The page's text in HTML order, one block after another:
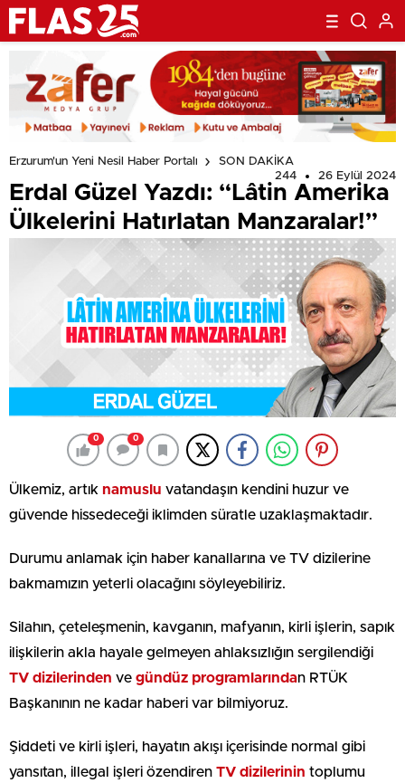
Erzurum'un Yeni Nesil Haber Portalı
SON DAKİKA
244
26 Eylül 2024
Erdal Güzel Yazdı: “Lâtin Amerika
Ülkelerini Hatırlatan Manzaralar!”
0 0
Ülkemiz, artık namuslu vatandaşın kendini huzur ve
güvende hissedeceği iklimden süratle uzaklaşmaktadır.
Durumu anlamak için haber kanallarına ve TV dizilerine
bakmamızın yeterli olacağını söyleyebiliriz.
Silahın, çeteleşmenin, kavganın, mafyanın, kirli işlerin, sapık
ilişkilerin akla hayale gelmeyen ahlaksızlığın sergilendiği
TV dizilerinden ve gündüz programlarından RTÜK
Başkanının ne kadar haberi var bilmiyoruz.
Şiddeti ve kirli işleri, hayatın akışı içerisinde normal gibi
yansıtan, illegal işleri özendiren TV dizilerinin toplumu